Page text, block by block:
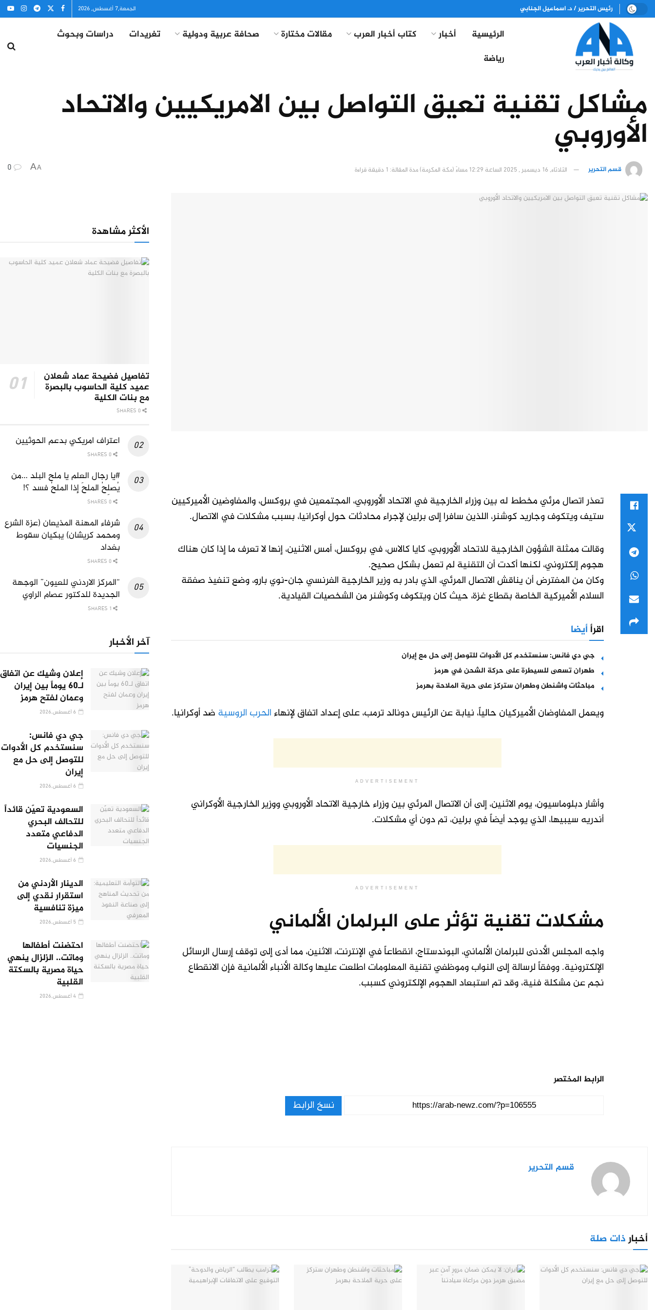
رئيس التحرير / د. اسماعيل الجنابي الجمعة,7 أغسطس, 2026
الرئيسية أخبار كتاب أخبار العرب مقالات مختارة صحافة عربية ودولية تغريدات
دراسات وبحوث
رياضة
مشاكل تقنية تعيق التواصل بين الامريكيين والاتحاد
الأوروبي
قسم التحرير الثلاثاء, 16 ديسمبر , 2025 الساعة 12:29 مساءً (مكة المكرمة) مدة المقالة: 1 دقيقة قراءة A
A
تعذر اتصال مرئي مخطط له بين وزراء الخارجية في الاتحاد الأوروبي، المجتمعين في بروكسل، والمفاوضين الأميركيين
ستيف ويتكوف وجاريد كوشنر، اللذين سافرا إلى برلين لإجراء محادثات حول أوكرانيا، بسبب مشكلات في الاتصال.
وقالت ممثلة الشؤون الخارجية للاتحاد الأوروبي، كايا كالاس، في بروكسل، أمس الاثنين، إنها لا تعرف ما إذا كان هناك
هجوم إلكتروني، لكنها أكدت أن التقنية لم تعمل بشكل صحيح.
وكان من المفترض أن يناقش الاتصال المرئي، الذي بادر به وزير الخارجية الفرنسي جان-نوي بارو، وضع تنفيذ صفقة
السلام الأميركية الخاصة بقطاع غزة، حيث كان ويتكوف وكوشنر من الشخصيات القيادية.
اقرأأيضا
جي دي فانس: سنستخدم كل الأدوات للتوصل إلى حل مع إيران
طهران تسعى للسيطرة على حركة الشحن في هرمز
مباحثات واشنطن وطهران ستركز على حرية الملاحة بهرمز
ويعمل المفاوضان الأميركيان حالياً، نيابة عن الرئيس دونالد ترمب، على إعداد اتفاق لإنهاءالحرب الروسية ضد أوكرانيا.
ADVERTISEMENT
وأشار دبلوماسيون، يوم الاثنين، إلى أن الاتصال المرئي بين وزراء خارجية الاتحاد الأوروبي ووزير الخارجية الأوكراني
أندريه سيبيها، الذي يوجد أيضاً في برلين، تم دون أي مشكلات.
ADVERTISEMENT
مشكلات تقنية تؤثر على البرلمان الألماني
واجه المجلس الأدنى للبرلمان الألماني، البوندستاج، انقطاعاً في الإنترنت، الاثنين، مما أدى إلى توقف إرسال الرسائل
الإلكترونية. ووفقاً لرسالة إلى النواب وموظفي تقنية المعلومات اطلعت عليها وكالة الأنباء الألمانية فإن الانقطاع
نجم عن مشكلة فنية، وقد تم استبعاد الهجوم الإلكتروني كسبب.
الرابط المختصر
نسخ الرابط
قسم التحرير
أخبارذات صلة
الأكثر مشاهدة
تفاصيل فضيحة عماد شعلان
عميد كلية الحاسوب بالبصرة
مع بنات الكلية
اعتراف امريكي بدعم الحوثيين
#يا رجال العلم يا ملح البلد …من
يُصلِحُ الملحَ إذا الملحُ فسد ؟!
شرفاء المهنة المذيعان (عزة الشرع
ومحمد كريشان) يبكيان سقوط
بغداد
“المركز الاردني للعيون” الوجهة
الجديدة للدكتور عصام الراوي
آخر الأخبار
إعلان وشيك عن اتفاق
لـ60 يوماً بين إيران
وعمان لفتح هرمز
جي دي فانس:
سنستخدم كل الأدوات
للتوصل إلى حل مع
إيران
السعودية تعيّن قائداً
للتحالف البحري
الدفاعي متعدد
الجنسيات
الدينار الأردني من
استقرار نقدي إلى
ميزة تنافسية
احتضنت أطفالها
وماتت.. الزلزال ينهي
حياة مصرية بالسكتة
القلبية